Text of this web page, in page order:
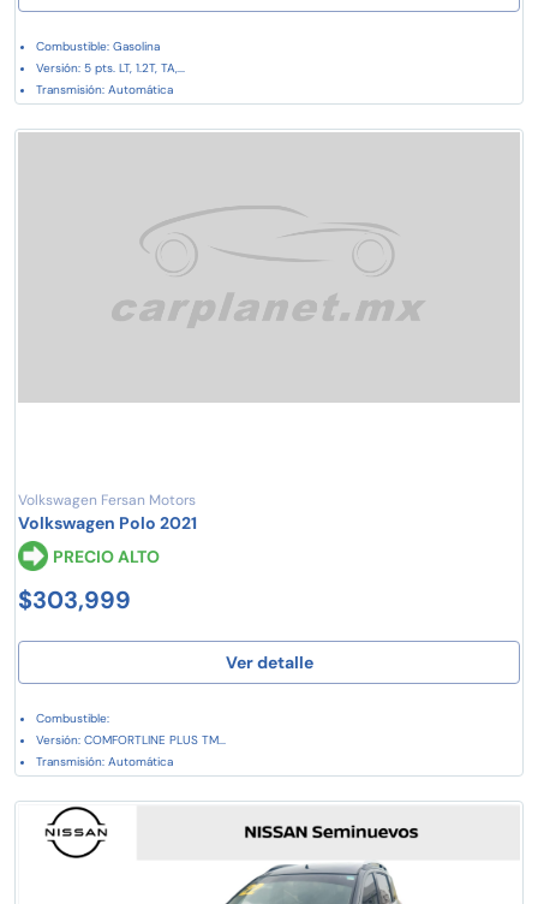
Combustible: Gasolina
Versión: 5 pts. LT, 1.2T, TA,...
Transmisión: Automática
Volkswagen Fersan Motors
Volkswagen Polo 2021
PRECIO ALTO
$303,999
Ver detalle
Combustible:
Versión: COMFORTLINE PLUS TM...
Transmisión: Automática